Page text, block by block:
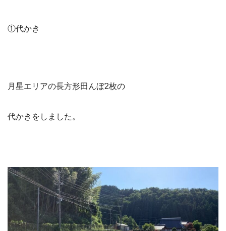
①代かき
月星エリアの長方形田んぼ2枚の
代かきをしました。